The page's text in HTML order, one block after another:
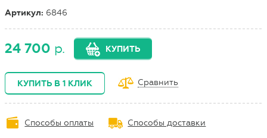
Артикул: 6846
24 700 р. КУПИТЬ
КУПИТЬ В 1 КЛИК Сравнить
Способы оплаты Способы доставки